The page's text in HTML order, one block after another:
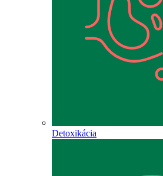
Detoxikácia